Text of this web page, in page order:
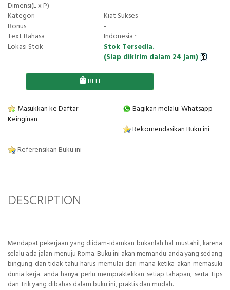
Dimensi(L x P)
-
Kategori
Kiat Sukses
Bonus
-
Text Bahasa
Indonesia ··
Lokasi Stok
Stok Tersedia.
(Siap dikirim dalam 24 jam)
BELI
Masukkan ke Daftar
Keinginan
Bagikan melalui Whatsapp
Rekomendasikan Buku ini
Referensikan Buku ini
DESCRIPTION
Mendapat pekerjaan yang diidam-idamkan bukanlah hal mustahil, karena
selalu ada jalan menuju Roma. Buku ini akan memandu anda yang sedang
bingung dan tidak tahu harus memulai dari mana ketika akan memasuki
dunia kerja. anda hanya perlu mempraktekkan setiap tahapan, serta Tips
dan Trik yang dibahas dalam buku ini, praktis dan mudah.